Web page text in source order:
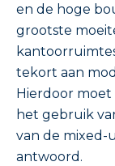
en de hoge
grootste
tekort aan
Hierdoor
het gebruik
van de mixed-
antwoord.